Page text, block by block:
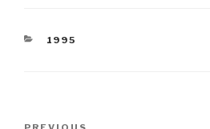
CATEGORIES
1995